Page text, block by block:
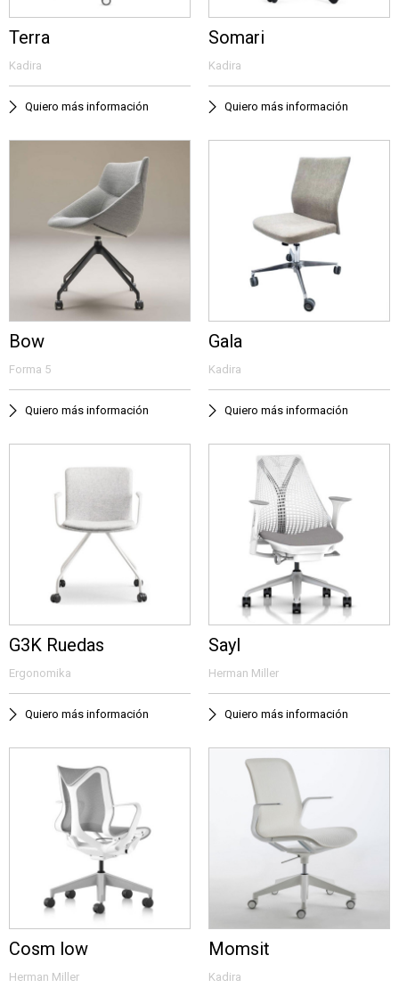
Terra
Kadira
Quiero más información
Somari
Kadira
Quiero más información
Bow
Forma 5
Quiero más información
Gala
Kadira
Quiero más información
G3K Ruedas
Ergonomika
Quiero más información
Sayl
Herman Miller
Quiero más información
Cosm low
Herman Miller
Momsit
Kadira